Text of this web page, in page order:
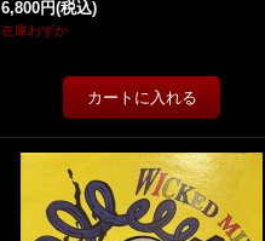
6,800円(税込)
在庫わずか